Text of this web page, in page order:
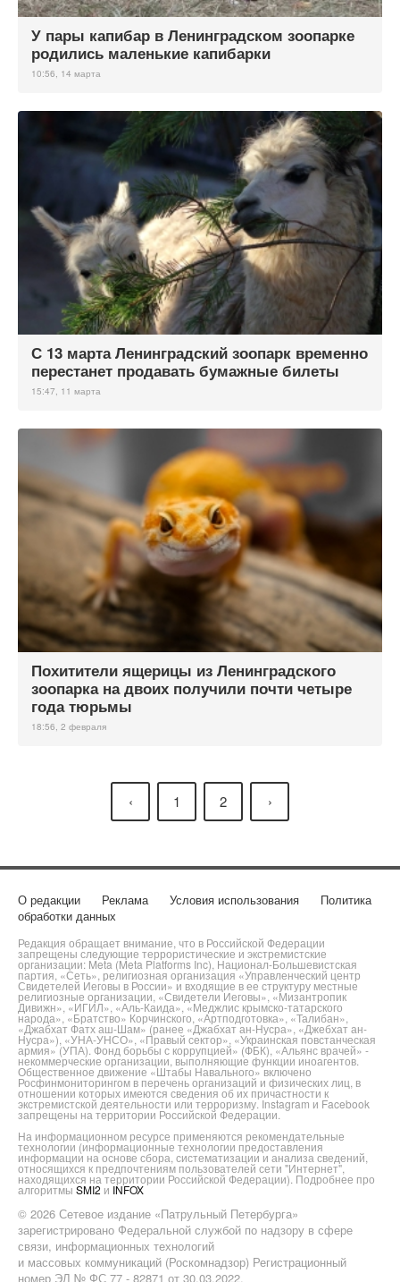
У пары капибар в Ленинградском зоопарке
родились маленькие капибарки
10:56, 14 марта
С 13 марта Ленинградский зоопарк временно
перестанет продавать бумажные билеты
15:47, 11 марта
Похитители ящерицы из Ленинградского
зоопарка на двоих получили почти четыре
года тюрьмы
18:56, 2 февраля
‹ 1 2 ›
О редакции Реклама Условия использования
Политика
обработки данных
Редакция обращает внимание, что в Российской Федерации
запрещены следующие террористические и экстремистские
организации: Meta (Meta Platforms Inc), Национал-Большевистская
партия, «Сеть», религиозная организация «Управленческий центр
Свидетелей Иеговы в России» и входящие в ее структуру местные
религиозные организации, «Свидетели Иеговы», «Мизантропик
Дивижн», «ИГИЛ», «Аль-Каида», «Меджлис крымско-татарского
народа», «Братство» Корчинского, «Артподготовка», «Талибан»,
«Джабхат Фатх аш-Шам» (ранее «Джабхат ан-Нусра», «Джебхат ан-
Нусра»), «УНА-УНСО», «Правый сектор», «Украинская повстанческая
армия» (УПА). Фонд борьбы с коррупцией» (ФБК), «Альянс врачей» -
некоммерческие организации, выполняющие функции иноагентов.
Общественное движение «Штабы Навального» включено
Росфинмониторингом в перечень организаций и физических лиц, в
отношении которых имеются сведения об их причастности к
экстремистской деятельности или терроризму. Instagram и Facebook
запрещены на территории Российской Федерации.
На информационном ресурсе применяются рекомендательные
технологии (информационные технологии предоставления
информации на основе сбора, систематизации и анализа сведений,
относящихся к предпочтениям пользователей сети "Интернет",
находящихся на территории Российской Федерации). Подробнее про
алгоритмы SMI2 и INFOX
© 2026 Сетевое издание «Патрульный Петербурга»
зарегистрировано Федеральной службой по надзору в сфере
связи, информационных технологий
и массовых коммуникаций (Роскомнадзор) Регистрационный
номер ЭЛ № ФС 77 - 82871 от 30.03.2022.